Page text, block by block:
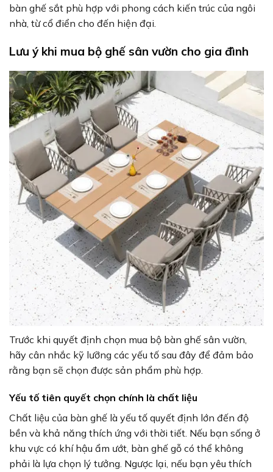
bàn ghế sắt phù hợp với phong cách kiến trúc của ngôi
nhà, từ cổ điển cho đến hiện đại.
Lưu ý khi mua bộ ghế sân vườn cho gia đình
Trước khi quyết định chọn mua bộ bàn ghế sân vườn,
hãy cân nhắc kỹ lưỡng các yếu tố sau đây để đảm bảo
rằng bạn sẽ chọn được sản phẩm phù hợp.
Yếu tố tiên quyết chọn chính là chất liệu
Chất liệu của bàn ghế là yếu tố quyết định lớn đến độ
bền và khả năng thích ứng với thời tiết. Nếu bạn sống ở
khu vực có khí hậu ẩm ướt, bàn ghế gỗ có thể không
phải là lựa chọn lý tưởng. Ngược lại, nếu bạn yêu thích